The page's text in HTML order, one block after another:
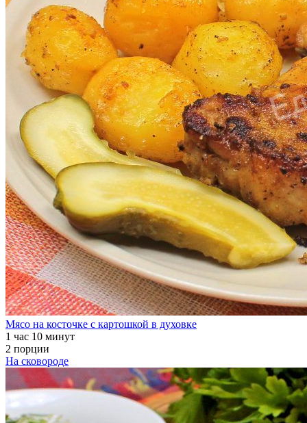
Мясо на косточке с картошкой в духовке
1 час 10 минут
2 порции
На сковороде